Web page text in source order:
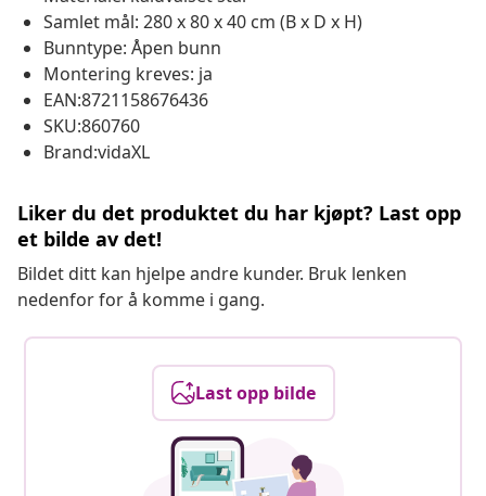
Samlet mål: 280 x 80 x 40 cm (B x D x H)
Bunntype: Åpen bunn
Montering kreves: ja
EAN:8721158676436
SKU:860760
Brand:vidaXL
Liker du det produktet du har kjøpt? Last opp
et bilde av det!
Bildet ditt kan hjelpe andre kunder. Bruk lenken
nedenfor for å komme i gang.
Last opp bilde